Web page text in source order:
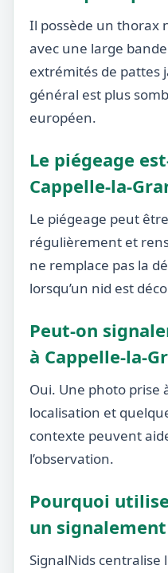
Il possède un thorax
avec une large
extrémités de pattes
général est plus
européen.
Le piégeage
Cappelle-la-
Le piégeage peut
régulièrement et
ne remplace pas la
lorsqu’un nid est
Peut-on
à Cappelle-la-
Oui. Une photo prise
localisation et
contexte peuvent
l’observation.
Pourquoi
un
SignalNids centralise